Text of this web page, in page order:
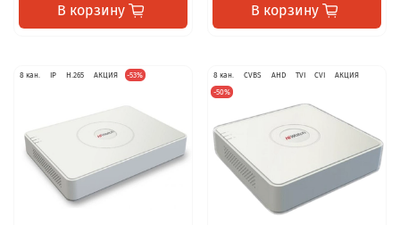
В корзину В корзину
8 кан. IP H.265 АКЦИЯ -53% 8 кан. CVBS AHD TVI CVI
АКЦИЯ
-50%